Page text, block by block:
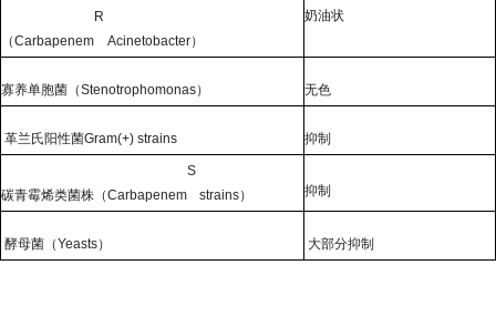
（Carbapenem
R
Acinetobacter）
奶油状
寡养单胞菌（Stenotrophomonas） 无色
革兰氏阳性菌Gram(+) strains 抑制
碳青霉烯类菌株（Carbapenem
S
strains） 抑制
酵母菌（Yeasts） 大部分抑制